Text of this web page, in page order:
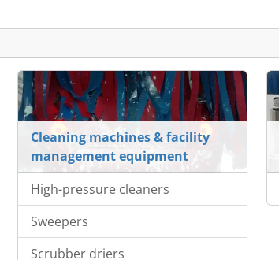
Cleaning machines & facility
management equipment
High-pressure cleaners
Sweepers
Scrubber driers